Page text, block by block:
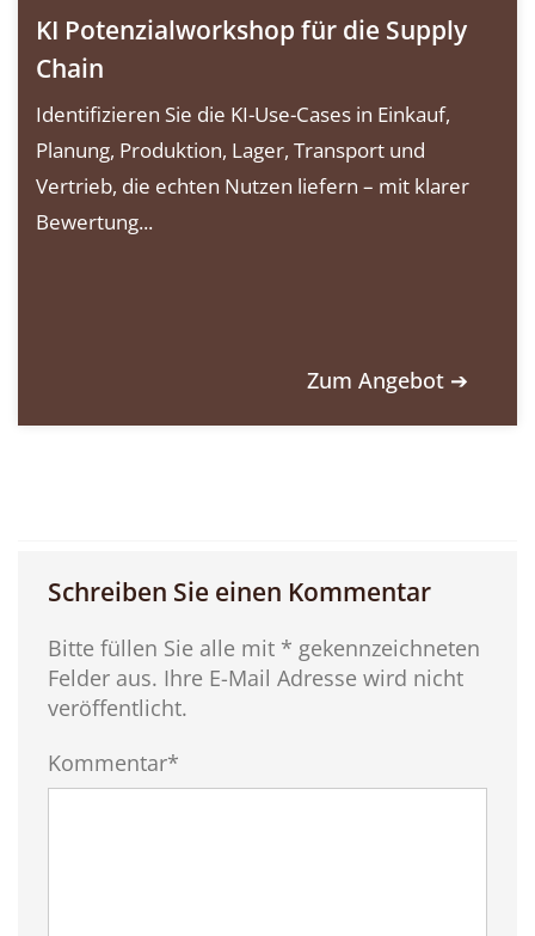
KI Potenzialworkshop für die Supply
Chain
Identifizieren Sie die KI-Use-Cases in Einkauf,
Planung, Produktion, Lager, Transport und
Vertrieb, die echten Nutzen liefern – mit klarer
Bewertung...
Zum Angebot ➔
Schreiben Sie einen Kommentar
Bitte füllen Sie alle mit * gekennzeichneten
Felder aus. Ihre E-Mail Adresse wird nicht
veröffentlicht.
Kommentar*